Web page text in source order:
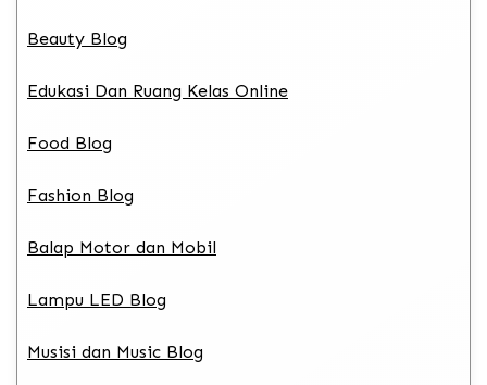
Beauty Blog
Edukasi Dan Ruang Kelas Online
Food Blog
Fashion Blog
Balap Motor dan Mobil
Lampu LED Blog
Musisi dan Music Blog